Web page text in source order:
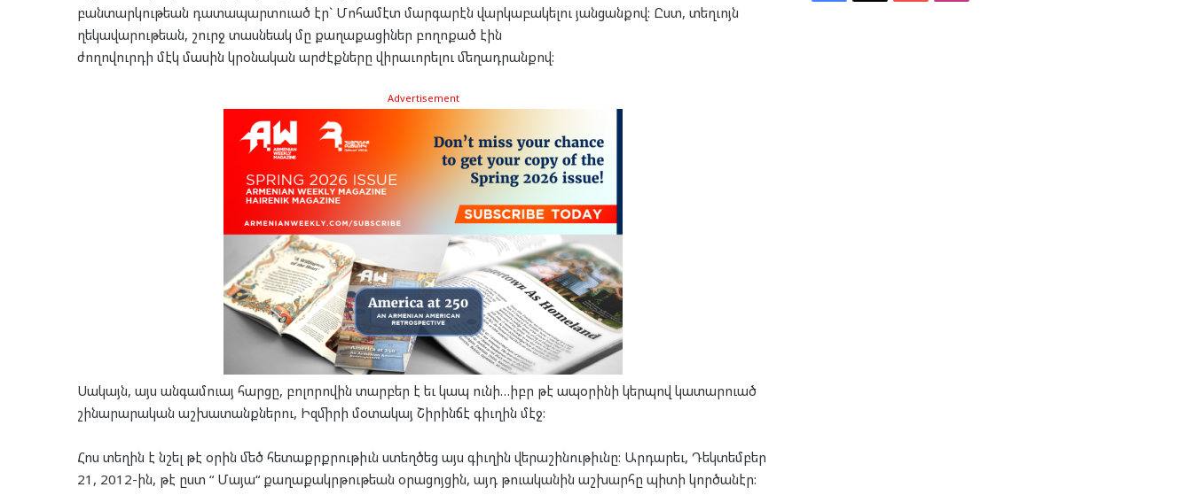
բանտարկութեան դատապարտուած էր` Մոհամէտ մարգարէն վարկաբակելու յանցանքով: Ըստ, տեղւոյն
ղեկավարութեան, շուրջ տասնեակ մը քաղաքացիներ բողոքած էին
ժողովուրդի մէկ մասին կրօնական արժէքները վիրաւորելու մեղադրանքով:
Advertisement
Սակայն, այս անգամուայ հարցը, բոլորովին տարբեր է եւ կապ ունի…իբր թէ ապօրինի կերպով կատարուած
շինարարական աշխատանքներու, Իզմիրի մօտակայ Շիրինճէ գիւղին մէջ:
Հոս տեղին է նշել թէ օրին մեծ հետաքրքրութիւն ստեղծեց այս գիւղին վերաշինութիւնը: Արդարեւ, Դեկտեմբեր
21, 2012-ին, թէ ըստ “ Մայա“ քաղաքակրթութեան օրացոյցին, այդ թուականին աշխարհը պիտի կործանէր: